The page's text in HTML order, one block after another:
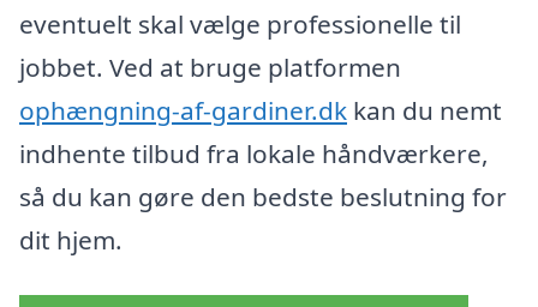
eventuelt skal vælge professionelle til
jobbet. Ved at bruge platformen
ophængning-af-gardiner.dk kan du nemt
indhente tilbud fra lokale håndværkere,
så du kan gøre den bedste beslutning for
dit hjem.